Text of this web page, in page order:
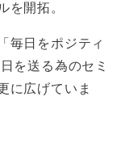
を開拓。
毎日をポジティ
を送る為のセミ
に広げていま